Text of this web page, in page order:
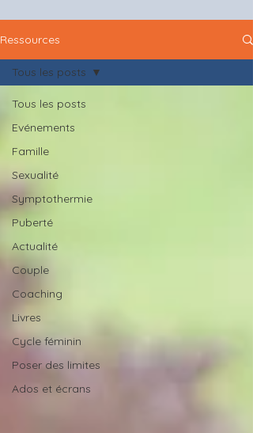
Ressources
Tous les posts
Evénements
Famille
Sexualité
Symptothermie
Puberté
Actualité
Couple
Coaching
Livres
Cycle féminin
Poser des limites
Ados et écrans
Tous les posts